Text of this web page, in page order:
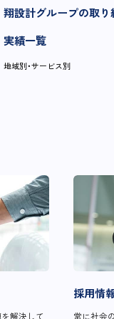
翔設計グループの取り
実績一覧
地域別・サービス別
解決して
採用情
常に社会